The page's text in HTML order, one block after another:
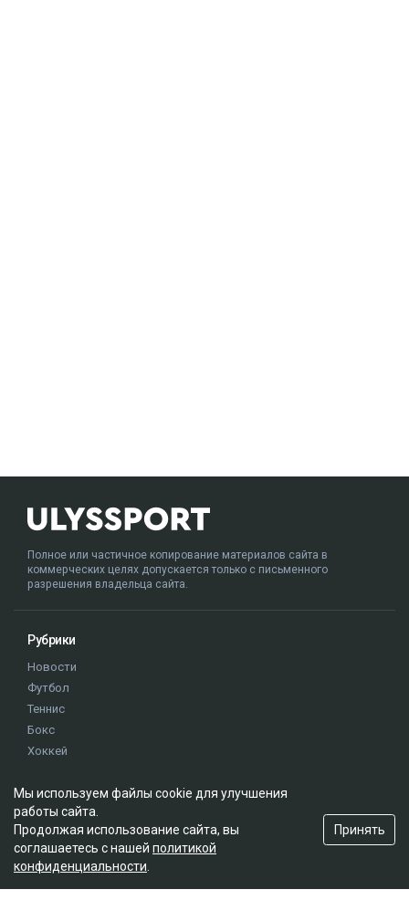
Полное или частичное копирование материалов сайта в
коммерческих целях допускается только с письменного
разрешения владельца сайта.
Рубрики
Новости
Футбол
Теннис
Бокс
Хоккей
Истории
Олимпиада
Редакция
О проекте
Мы используем файлы cookie для улучшения
работы сайта.
Продолжая использование сайта, вы
соглашаетесь с нашей политикой
конфиденциальности
Принять